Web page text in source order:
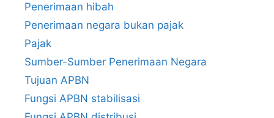
Penerimaan hibah
Penerimaan negara bukan pajak
Pajak
Sumber-Sumber Penerimaan Negara
Tujuan APBN
Fungsi APBN stabilisasi